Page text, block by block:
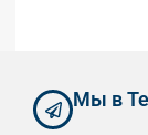
Мы в